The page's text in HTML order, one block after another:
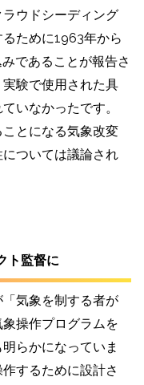
ウドシーディング
ために1963年から
であることが報告さ
験で使用された具
いなかったです。
とになる気象改変
ついては議論され
ト監督に
気象を制する者が
操作プログラムを
らかになっていま
するために設計さ